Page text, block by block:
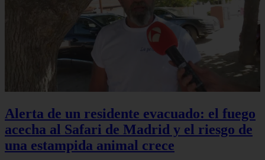
Alerta de un residente evacuado: el fuego
acecha al Safari de Madrid y el riesgo de
una estampida animal crece